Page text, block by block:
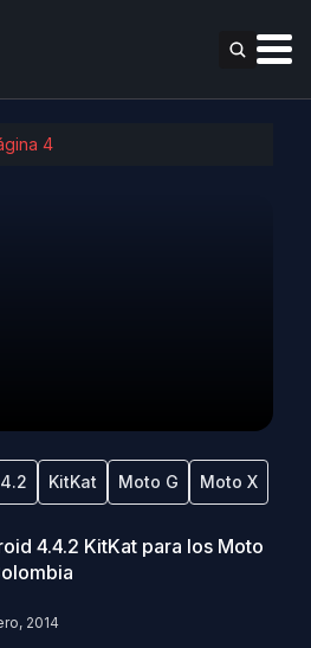
4
KitKat Moto G Moto X
4.4.2 KitKat para los Moto
2014